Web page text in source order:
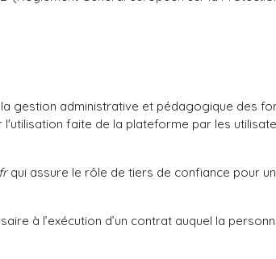
gestion administrative et pédagogique des
l'utilisation faite de la plateforme par les
qui assure le rôle de tiers de confiance pour
à l’exécution d’un contrat auquel la